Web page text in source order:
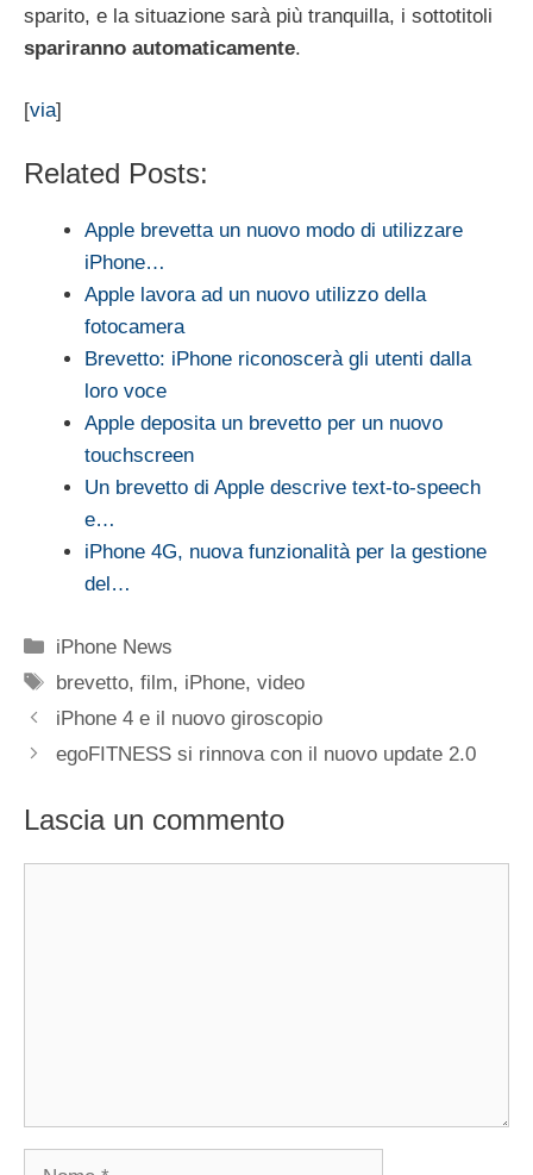
sparito, e la situazione sarà più tranquilla, i sottotitoli
spariranno automaticamente.
[via]
Related Posts:
Apple brevetta un nuovo modo di utilizzare
iPhone…
Apple lavora ad un nuovo utilizzo della
fotocamera
Brevetto: iPhone riconoscerà gli utenti dalla
loro voce
Apple deposita un brevetto per un nuovo
touchscreen
Un brevetto di Apple descrive text-to-speech
e…
iPhone 4G, nuova funzionalità per la gestione
del…
Categorie
iPhone News
Tag
brevetto,film, iPhone,video
iPhone 4 e il nuovo giroscopio
egoFITNESS si rinnova con il nuovo update 2.0
Lascia un commento